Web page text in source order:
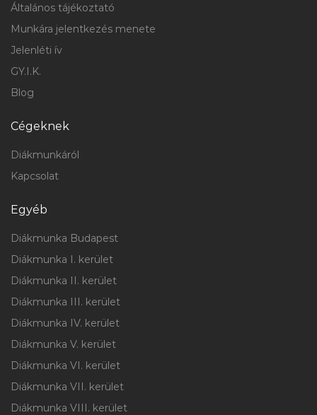
Általános tájékoztató
Munkára jelentkezés menete
Jelenléti ív
GY.I.K.
Blog
Cégeknek
Diákmunkáról
Kapcsolat
Egyéb
Diákmunka Budapest
Diákmunka I. kerület
Diákmunka II. kerület
Diákmunka III. kerület
Diákmunka IV. kerület
Diákmunka V. kerület
Diákmunka VI. kerület
Diákmunka VII. kerület
Diákmunka VIII. kerület